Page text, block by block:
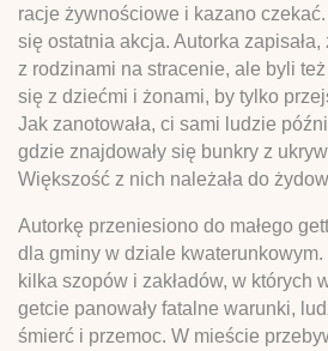
racje żywnościowe i kazano
się ostatnia akcja. Autorka
z rodzinami na stracenie, ale byli
się z dziećmi i żonami, by tylko
Jak zanotowała, ci sami ludzie
gdzie znajdowały się bunkry z
Większość z nich należała do
Autorkę przeniesiono do małego
dla gminy w dziale kwaterunkowym.
kilka szopów i zakładów, w których
getcie panowały fatalne warunki,
śmierć i przemoc. W mieście